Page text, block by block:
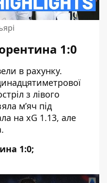
1:0
в рахунку.
з лівого
м’яч під
на xG 1.13, але
1:0;